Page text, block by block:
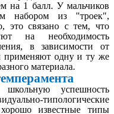
на 1 балл. У мальчиков
набором из "троек",
это связано с тем, что
на необходимость
в зависимости от
применяют одну и ту же
материала.
успешность
типологические
известные типы